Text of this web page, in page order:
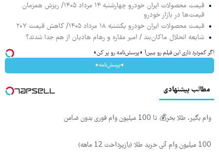
قیمت محصولات ایران خودرو چهارشنبه ۱۴ مرداد ۱۴۰۵/ ریزش همزمان
قیمت‌ها در بازار خودرو
قیمت محصولات ایران خودرو یکشنبه ۱۸ مرداد ۱۴۰۵/ کاهش قیمت ۲۰۷
شایعه انحلال ماکان‌بند / امیر مقاره و رهام هادیان از هم جدا شدند؟
اگر کمردرد داری این فیلم رو ببین! ◗پرسش‌نامه رو پر کن◖
◂پرسش‌نامه▸
مطالب پیشنهادی
وام بگیر، طلا بخر💰 تا 100 میلیون وام فوری بدون ضامن
100 میلیون وام آنی خرید طلا (بازپرداخت 12 ماهه)